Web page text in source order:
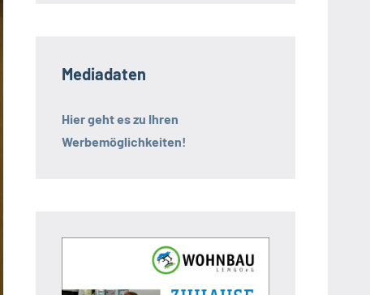
Mediadaten
Hier geht es zu Ihren
Werbemöglichkeiten!